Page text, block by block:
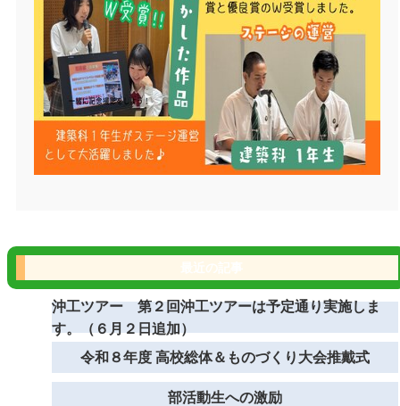
沖工ツアー 第２回沖工ツアーは予定通り実施しま
す。（６月２日追加）
令和８年度 高校総体＆ものづくり大会推戴式
部活動生への激励